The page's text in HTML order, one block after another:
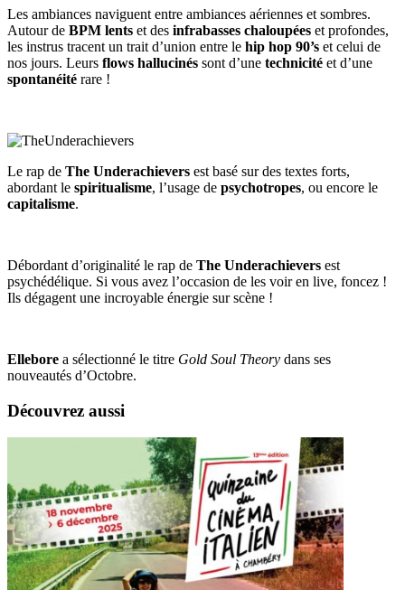
Les ambiances naviguent entre ambiances aériennes et sombres.
Autour de BPM lents et des infrabasses chaloupées et profondes,
les instrus tracent un trait d’union entre le hip hop 90’s et celui de
nos jours. Leurs flows hallucinés sont d’une technicité et d’une
spontanéité rare !
Le rap de The Underachievers est basé sur des textes forts,
abordant le spiritualisme, l’usage de psychotropes, ou encore le
capitalisme.
Débordant d’originalité le rap de The Underachievers est
psychédélique. Si vous avez l’occasion de les voir en live, foncez !
Ils dégagent une incroyable énergie sur scène !
Ellebore a sélectionné le titre Gold Soul Theory dans ses
nouveautés d’Octobre.
Découvrez aussi